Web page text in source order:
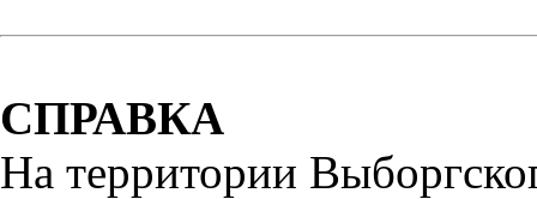
СПРАВКА
На территории